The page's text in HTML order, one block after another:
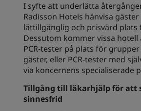
I syfte att underlätta
Radisson Hotels hänvisa
lättillgänglig och prisvärd plats
Dessutom kommer vissa
PCR-tester på plats för
gäster, eller PCR-tester med
via koncernens specialiserade
Tillgång till läkarhjälp för att
sinnesfrid